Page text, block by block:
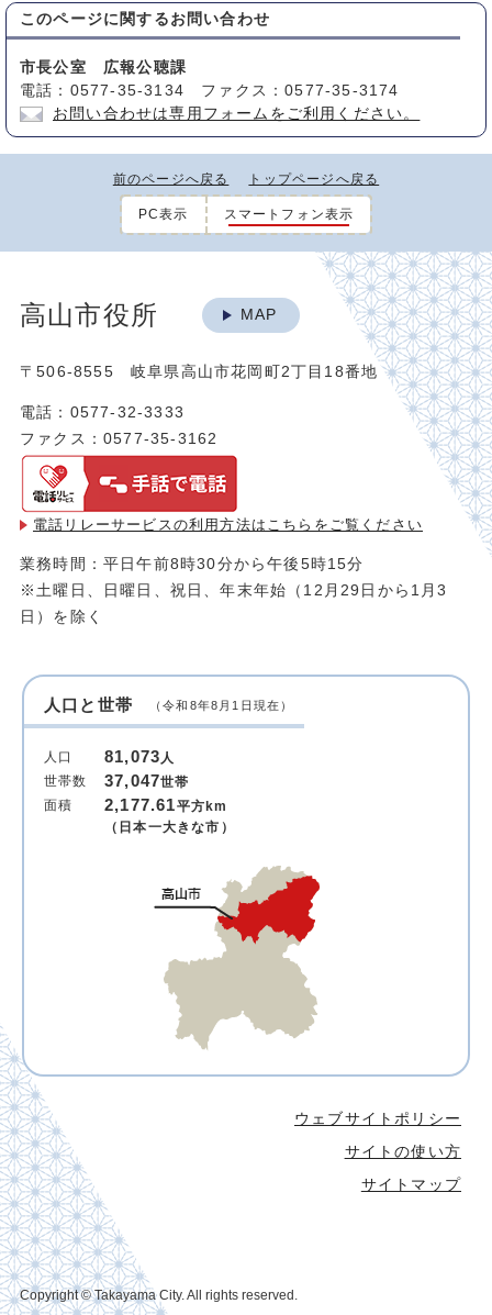
このページに関する お問い合わせ
市長公室 広報公聴課
電話：0577-35-3134 ファクス：0577-35-3174
お問い合わせは専用フォームをご利用ください。
前のページへ戻る トップページへ戻る
PC表示 スマートフォン表示
高山市役所 MAP
〒506-8555 岐阜県高山市花岡町2丁目18番地
電話：0577-32-3333
ファクス：0577-35-3162
電話リレーサービスの利用方法は こちらをご覧ください
業務時間：平日午前8時30分から午後5時15分
※土曜日、日曜日、祝日、年末年始（12月29日から1月3
日）を除く
人口と世帯 （令和8年8月1日現在）
人口 81,073人
世帯数
37,047世帯
面積
2,177.61平方km
（日本一大きな市）
ウェブサイトポリシー
サイトの使い方
サイトマップ
Copyright © Takayama City. All rights reserved.